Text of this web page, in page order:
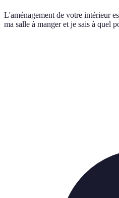
L'aménagement de votre intérieur
ma salle à manger et je sais à quel